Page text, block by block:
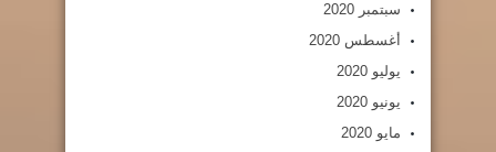
سبتمبر 2020
أغسطس 2020
يوليو 2020
يونيو 2020
مايو 2020